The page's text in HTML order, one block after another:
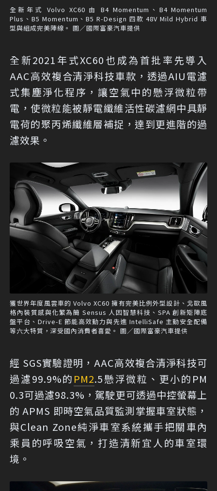
全新年式 Volvo XC60 由 B4 Momentum、B4 Momentum
Plus、B5 Momentum、B5 R-Design 四款 48V Mild Hybrid 車
型與組成完美陣線。 圖／國際富豪汽車提供
全新2021年式XC60也成為首批率先導入
AAC高效複合清淨科技車款，透過AIU電濾
式集塵淨化程序，讓空氣中的懸浮微粒帶
電，使微粒能被靜電纖維活性碳濾網中具靜
電荷的聚丙烯纖維層補捉，達到更進階的過
濾效果。
獲世界年度風雲車的 Volvo XC60 擁有完美比例外型設計、北歐風
格內裝質感與化繁為簡 Sensus 人因智慧科技、SPA 創新矩陣底
盤平台、Drive-E 節能高效動力與先進 IntelliSafe 主動安全配備
等六大特質，深受國內消費者喜愛。 圖／國際富豪汽車提供
經 SGS實驗證明，AAC高效複合清淨科技可
過濾99.9%的 PM2.5懸浮微粒、更小的PM
0.3可過濾98.3%，駕駛更可透過中控螢幕上
的 APMS 即時空氣品質監測掌握車室狀態，
與Clean Zone純淨車室系統攜手把關車內
乘員的呼吸空氣，打造清新宜人的車室環
境。